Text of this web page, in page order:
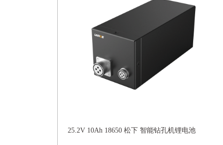
25.2V 10Ah 18650 松下 智能钻孔机锂电池